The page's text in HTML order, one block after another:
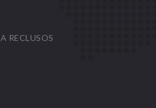
RECLUSOS